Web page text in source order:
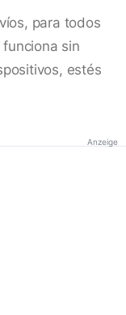
para todos
sin
estés
Anzeige